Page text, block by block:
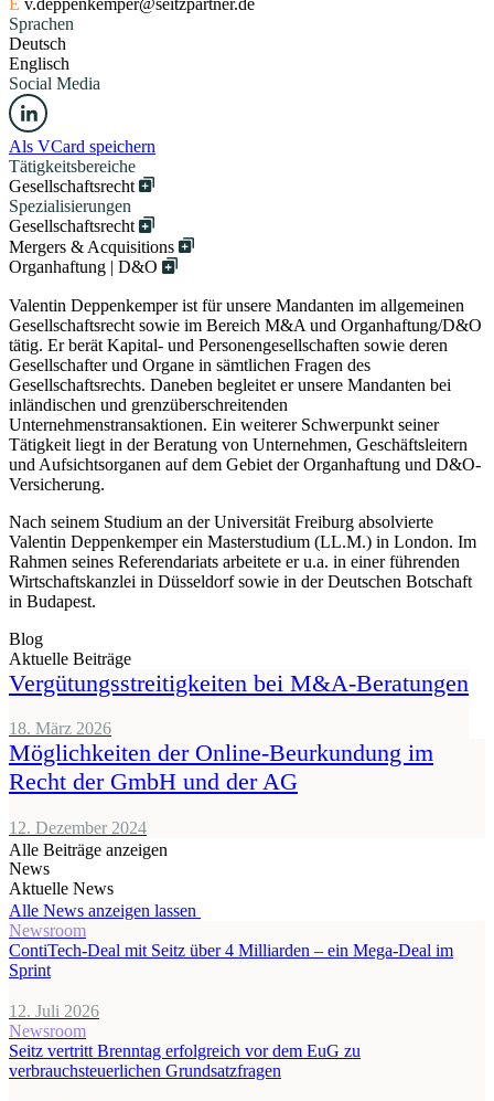
Sprachen
Deutsch
Englisch
Social Media
Als VCard speichern
Tätigkeitsbereiche
Gesellschaftsrecht
Spezialisierungen
Gesellschaftsrecht
Mergers & Acquisitions
Organhaftung | D&O
Valentin Deppenkemper ist für unsere Mandanten im allgemeinen
Gesellschaftsrecht sowie im Bereich M&A und Organhaftung/D&O
tätig. Er berät Kapital- und Personengesellschaften sowie deren
Gesellschafter und Organe in sämtlichen Fragen des
Gesellschaftsrechts. Daneben begleitet er unsere Mandanten bei
inländischen und grenzüberschreitenden
Unternehmenstransaktionen. Ein weiterer Schwerpunkt seiner
Tätigkeit liegt in der Beratung von Unternehmen, Geschäftsleitern
und Aufsichtsorganen auf dem Gebiet der Organhaftung und D&O-
Versicherung.
Nach seinem Studium an der Universität Freiburg absolvierte
Valentin Deppenkemper ein Masterstudium (LL.M.) in London. Im
Rahmen seines Referendariats arbeitete er u.a. in einer führenden
Wirtschaftskanzlei in Düsseldorf sowie in der Deutschen Botschaft
in Budapest.
Blog
Aktuelle Beiträge
Vergütungsstreitigkeiten bei M&A-Beratungen
18. März 2026
Möglichkeiten der Online-Beurkundung im
Recht der GmbH und der AG
12. Dezember 2024
Alle Beiträge anzeigen
News
Aktuelle News
Alle News anzeigen lassen
Newsroom
ContiTech-Deal mit Seitz über 4 Milliarden – ein Mega-Deal im
Sprint
12. Juli 2026
Newsroom
Seitz vertritt Brenntag erfolgreich vor dem EuG zu
verbrauchsteuerlichen Grundsatzfragen